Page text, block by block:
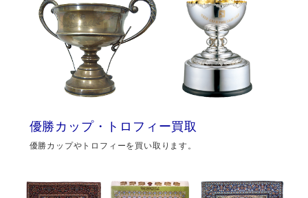
優勝カップ・トロフィー買取
優勝カップやトロフィーを買い取ります。